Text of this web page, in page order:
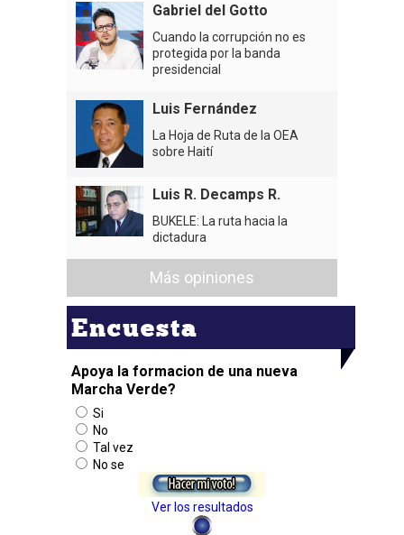
Gabriel del Gotto
Cuando la corrupción no es
protegida por la banda
presidencial
Luis Fernández
La Hoja de Ruta de la OEA
sobre Haití
Luis R. Decamps R.
BUKELE: La ruta hacia la
dictadura
Más opiniones
Encuesta
Apoya la formacion de una nueva
Marcha Verde?
Si
No
Tal vez
No se
Ver los resultados